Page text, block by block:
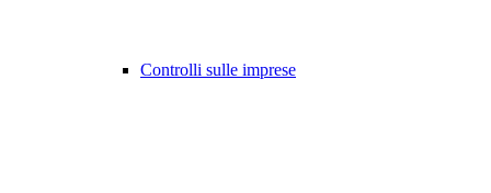
Controlli sulle imprese